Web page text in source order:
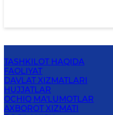
TASHKILOT HAQIDA
FAOLIYAT
DAVLAT XIZMATLARI
HUJJATLAR
OCHIQ MA'LUMOTLAR
AXBOROT XIZMATI